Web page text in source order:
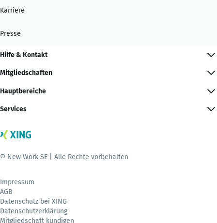
Karriere
Presse
Hilfe & Kontakt
Mitgliedschaften
Hauptbereiche
Services
© New Work SE | Alle Rechte vorbehalten
Impressum
AGB
Datenschutz bei XING
Datenschutzerklärung
Mitgliedschaft kündigen